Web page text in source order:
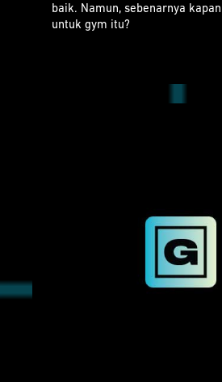
baik. Namun, sebenarnya
untuk gym itu?